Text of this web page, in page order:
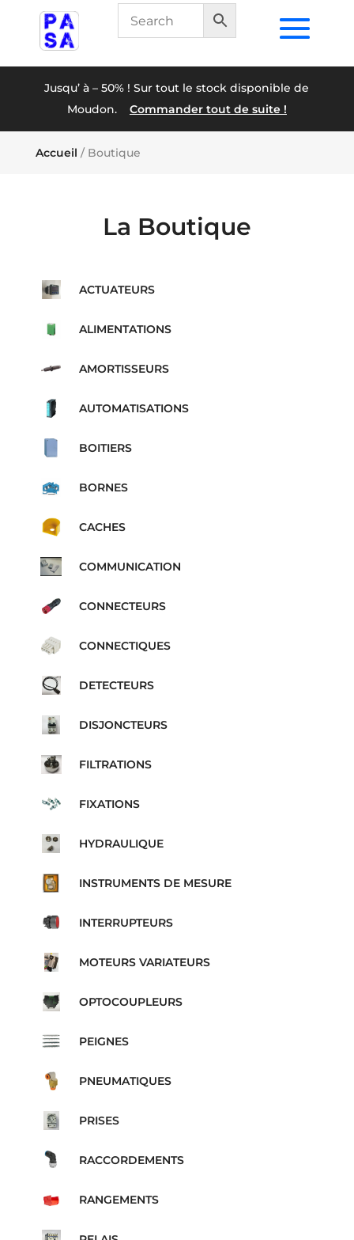
Jusqu’ à – 50% ! Sur tout le stock disponible de
Moudon. Commander tout de suite !
Accueil / Boutique
La Boutique
ACTUATEURS
ALIMENTATIONS
AMORTISSEURS
AUTOMATISATIONS
BOITIERS
BORNES
CACHES
COMMUNICATION
CONNECTEURS
CONNECTIQUES
DETECTEURS
DISJONCTEURS
FILTRATIONS
FIXATIONS
HYDRAULIQUE
INSTRUMENTS DE MESURE
INTERRUPTEURS
MOTEURS VARIATEURS
OPTOCOUPLEURS
PEIGNES
PNEUMATIQUES
PRISES
RACCORDEMENTS
RANGEMENTS